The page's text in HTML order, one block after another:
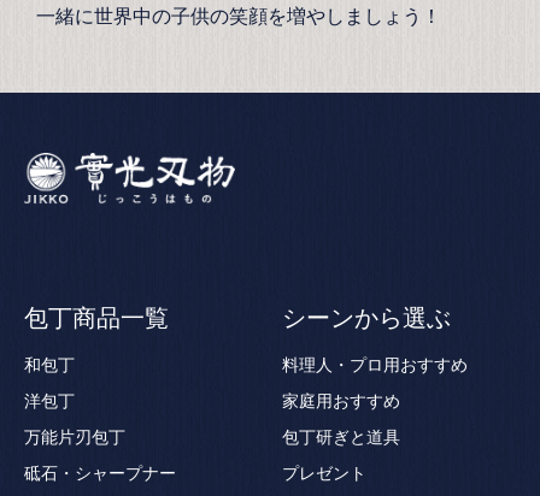
一緒に世界中の子供の笑顔を増やしましょう！
包丁商品一覧
和包丁
洋包丁
万能片刃包丁
砥石・シャープナー
シーンから選ぶ
料理人・プロ用おすすめ
家庭用おすすめ
包丁研ぎと道具
プレゼント